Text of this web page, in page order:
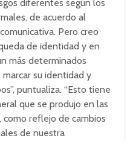
diferentes según los
de acuerdo al
Pero creo
de identidad y en
más determinados
su identidad y
puntualiza. “Esto tiene
que se produjo en las
reflejo de cambios
de nuestra